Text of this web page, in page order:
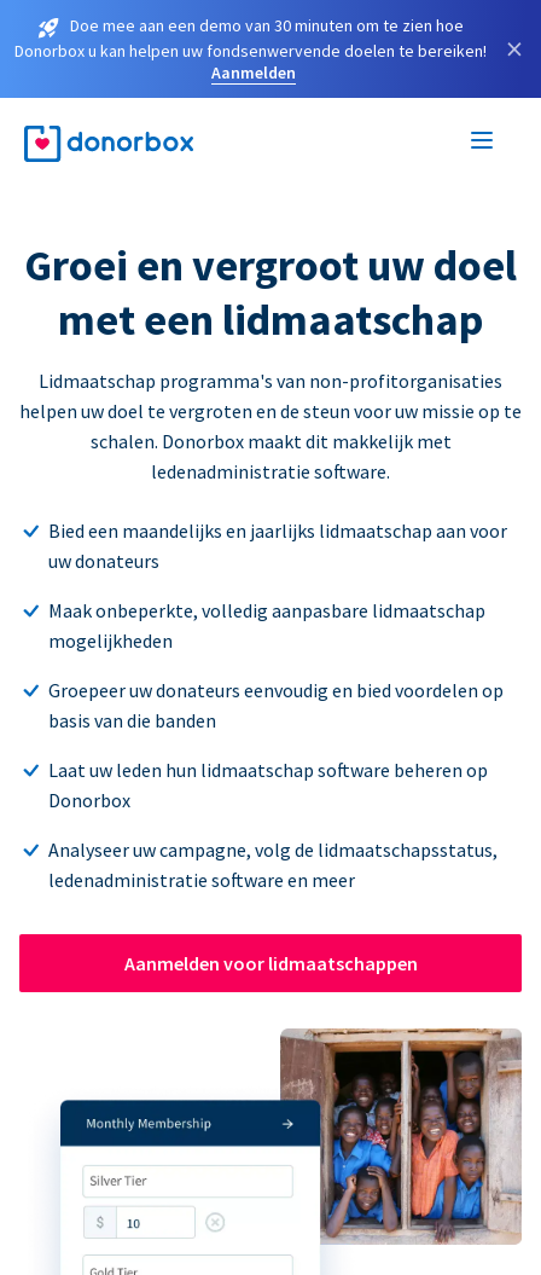
Doe mee aan een demo van 30 minuten om te zien hoe
Donorbox u kan helpen uw fondsenwervende doelen te bereiken!
Aanmelden
×
Groei en vergroot uw doel
met een lidmaatschap
Lidmaatschap programma's van non-profitorganisaties
helpen uw doel te vergroten en de steun voor uw missie op te
schalen. Donorbox maakt dit makkelijk met
ledenadministratie software.
Bied een maandelijks en jaarlijks lidmaatschap aan voor
uw donateurs
Maak onbeperkte, volledig aanpasbare lidmaatschap
mogelijkheden
Groepeer uw donateurs eenvoudig en bied voordelen op
basis van die banden
Laat uw leden hun lidmaatschap software beheren op
Donorbox
Analyseer uw campagne, volg de lidmaatschapsstatus,
ledenadministratie software en meer
Aanmelden voor lidmaatschappen